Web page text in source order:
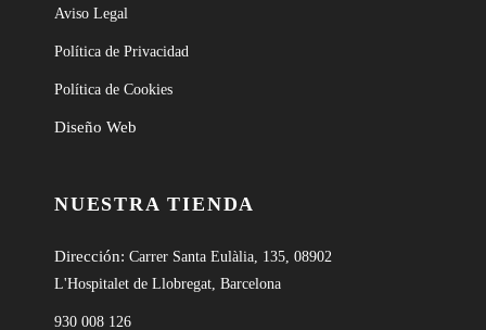
Aviso Legal
Política de Privacidad
Política de Cookies
Diseño Web
NUESTRA TIENDA
Dirección: Carrer Santa Eulàlia, 135, 08902
L'Hospitalet de Llobregat, Barcelona
930 008 126